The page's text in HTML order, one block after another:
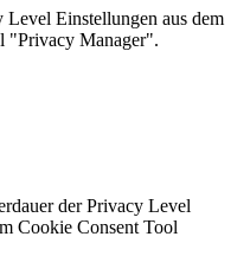
Level Einstellungen aus dem
"Privacy Manager".
der Privacy Level
Cookie Consent Tool